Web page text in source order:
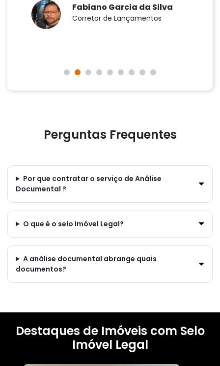
Fabiano Garcia da Silva
Corretor de Lançamentos
Perguntas Frequentes
Por que contratar o serviço de Análise
Documental ?
O que é o selo Imóvel Legal?
A análise documental abrange quais
documentos?
Destaques de Imóveis com Selo
Imóvel Legal